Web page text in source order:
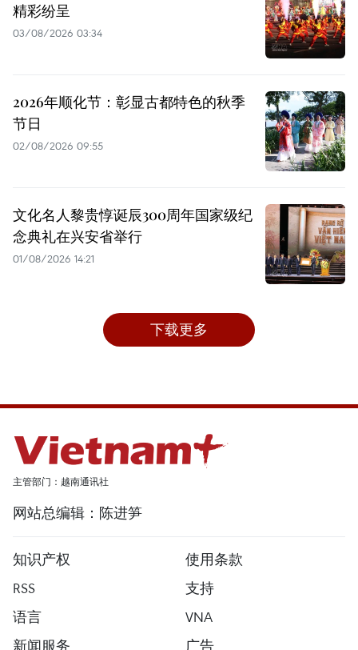
精彩纷呈
03/08/2026 03:34
2026年顺化节：彰显古都特色的秋季
节日
02/08/2026 09:55
文化名人黎贵惇诞辰300周年国家级纪
念典礼在兴安省举行
01/08/2026 14:21
下载更多
主管部门：越南通讯社
网站总编辑：陈进笋
知识产权
使用条款
RSS
支持
语言
VNA
新闻服务
广告